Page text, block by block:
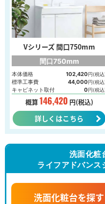
Vシリーズ 間口750mm
間口750mm
本体価格 102,420円(税
標準工事費 44,000円(税
キャビネット取付 0円(税
概算146,420 円(税込)
詳しくはこちら
洗面化粧
ライフアドバンス
洗面化粧台を探す